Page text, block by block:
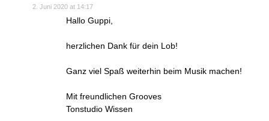
2. Juni 2020 at 14:17
Hallo Guppi,
herzlichen Dank für dein Lob!
Ganz viel Spaß weiterhin beim Musik machen!
Mit freundlichen Grooves
Tonstudio Wissen